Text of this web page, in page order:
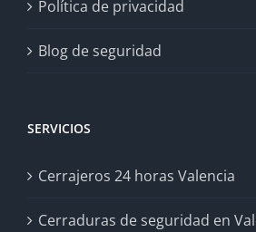
Política de privacidad
Blog de seguridad
SERVICIOS
Cerrajeros 24 horas Valencia
Cerraduras de seguridad en